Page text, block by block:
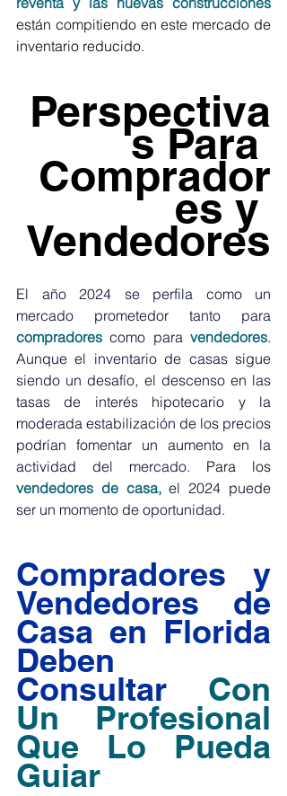
están compitiendo en este mercado de
inventario reducido.
Perspectiva
s Para
Comprador
es y
Vendedores
El año 2024 se perfila como un
compradores como para vendedores.
Aunque el inventario de casas sigue
siendo un desafío, el descenso en las
tasas de interés hipotecario y la
moderada estabilización de los precios
podrían fomentar un aumento en la
actividad del mercado.
Para los
vendedores de casa, el 2024 puede
ser un momento de oportunidad.
Compradores y
Vendedores de
Casa en Florida
Deben
Consultar Con
Un Profesional
Que Lo Pueda
Guiar